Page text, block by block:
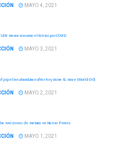
MAYO 4, 2021
menor consumo eléctrico por COVID
MAYO 3, 2021
of pipeline abundance after Keystone XL move (World Oil)
MAYO 2, 2021
emisiones de metano en Nuevo Pemex
MAYO 1, 2021